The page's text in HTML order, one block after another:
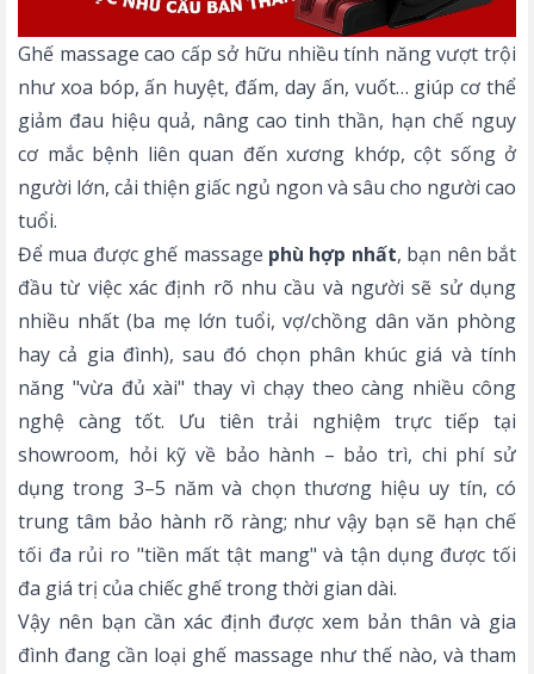
Ghế massage cao cấp sở hữu nhiều tính năng vượt trội
như xoa bóp, ấn huyệt, đấm, day ấn, vuốt… giúp cơ thể
giảm đau hiệu quả, nâng cao tinh thần, hạn chế nguy
cơ mắc bệnh liên quan đến xương khớp, cột sống ở
người lớn, cải thiện giấc ngủ ngon và sâu cho người cao
tuổi.
Để mua được ghế massage phù hợp nhất, bạn nên bắt
đầu từ việc xác định rõ nhu cầu và người sẽ sử dụng
nhiều nhất (ba mẹ lớn tuổi, vợ/chồng dân văn phòng
hay cả gia đình), sau đó chọn phân khúc giá và tính
năng "vừa đủ xài" thay vì chạy theo càng nhiều công
nghệ càng tốt. Ưu tiên trải nghiệm trực tiếp tại
showroom, hỏi kỹ về bảo hành – bảo trì, chi phí sử
dụng trong 3–5 năm và chọn thương hiệu uy tín, có
trung tâm bảo hành rõ ràng; như vậy bạn sẽ hạn chế
tối đa rủi ro "tiền mất tật mang" và tận dụng được tối
đa giá trị của chiếc ghế trong thời gian dài.
Vậy nên bạn cần xác định được xem bản thân và gia
đình đang cần loại ghế massage như thế nào, và tham